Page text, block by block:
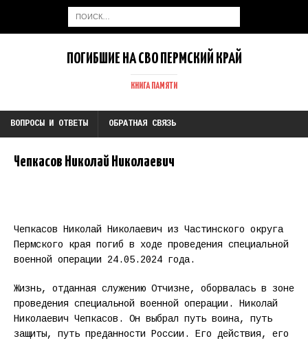
ПОГИБШИЕ НА СВО ПЕРМСКИЙ КРАЙ
КНИГА ПАМЯТИ
ВОПРОСЫ И ОТВЕТЫ ОБРАТНАЯ СВЯЗЬ
Чепкасов Николай Николаевич
Чепкасов Николай Николаевич из Частинского округа
Пермского края погиб в ходе проведения специальной
военной операции 24.05.2024 года.
Жизнь, отданная служению Отчизне, оборвалась в зоне
проведения специальной военной операции. Николай
Николаевич Чепкасов. Он выбрал путь воина, путь
защиты, путь преданности России. Его действия, его